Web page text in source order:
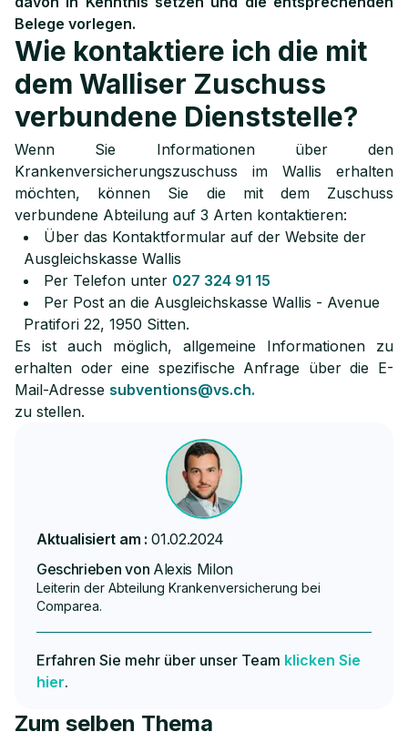
Belege vorlegen.
Wie kontaktiere ich die mit
dem Walliser Zuschuss
verbundene Dienststelle?
Wenn Sie Informationen über den
Krankenversicherungszuschuss im Wallis erhalten
möchten, können Sie die mit dem Zuschuss
verbundene Abteilung auf 3 Arten kontaktieren:
Über das Kontaktformular auf der Website der
Ausgleichskasse Wallis
Per Telefon unter 027 324 91 15
Per Post an die Ausgleichskasse Wallis - Avenue
Pratifori 22, 1950 Sitten.
Es ist auch möglich, allgemeine Informationen zu
erhalten oder eine spezifische Anfrage über die E-
Mail-Adresse subventions@vs.ch.
zu stellen.
Aktualisiert am : 01.02.2024
Geschrieben von Alexis Milon
Leiterin der Abteilung Krankenversicherung bei
Comparea.
Erfahren Sie mehr über unser Team klicken Sie
hier.
Zum selben Thema